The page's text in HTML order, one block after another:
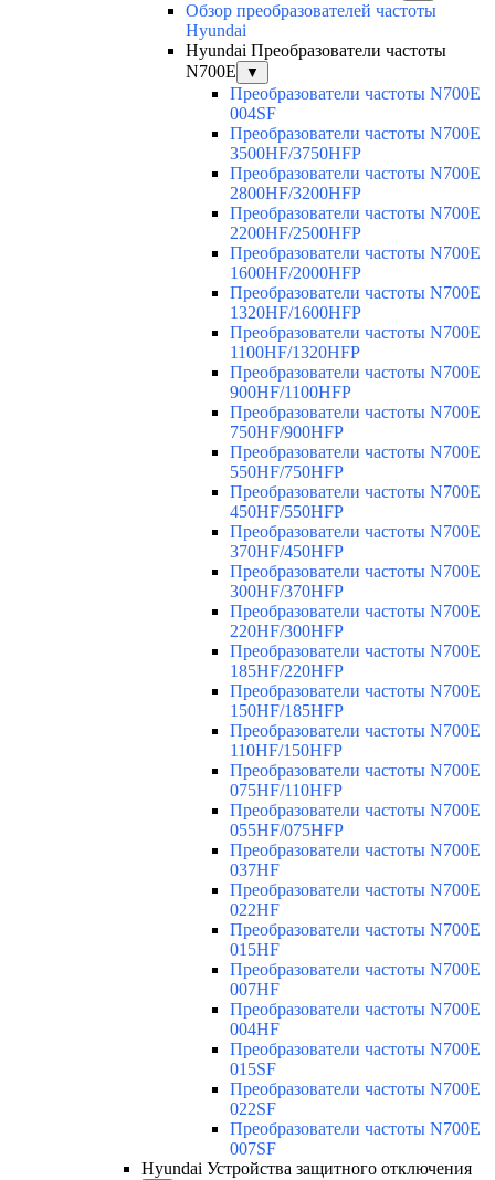
Обзор преобразователей частоты
Hyundai
Hyundai Преобразователи частоты
N700E
▼
Преобразователи частоты N700E
004SF
Преобразователи частоты N700E
3500HF/3750HFP
Преобразователи частоты N700E
2800HF/3200HFP
Преобразователи частоты N700E
2200HF/2500HFP
Преобразователи частоты N700E
1600HF/2000HFP
Преобразователи частоты N700E
1320HF/1600HFP
Преобразователи частоты N700E
1100HF/1320HFP
Преобразователи частоты N700E
900HF/1100HFP
Преобразователи частоты N700E
750HF/900HFP
Преобразователи частоты N700E
550HF/750HFP
Преобразователи частоты N700E
450HF/550HFP
Преобразователи частоты N700E
370HF/450HFP
Преобразователи частоты N700E
300HF/370HFP
Преобразователи частоты N700E
220HF/300HFP
Преобразователи частоты N700E
185HF/220HFP
Преобразователи частоты N700E
150HF/185HFP
Преобразователи частоты N700E
110HF/150HFP
Преобразователи частоты N700E
075HF/110HFP
Преобразователи частоты N700E
055HF/075HFP
Преобразователи частоты N700E
037HF
Преобразователи частоты N700E
022HF
Преобразователи частоты N700E
015HF
Преобразователи частоты N700E
007HF
Преобразователи частоты N700E
004HF
Преобразователи частоты N700E
015SF
Преобразователи частоты N700E
022SF
Преобразователи частоты N700E
007SF
Hyundai Устройства защитного отключения